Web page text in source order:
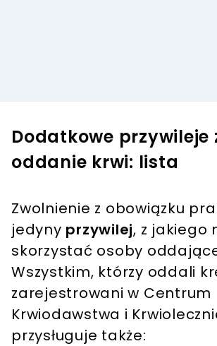
Dodatkowe przywileje
oddanie krwi: lista
Zwolnienie z obowiązku
jedyny przywilej, z jakiego
skorzystać osoby
Wszystkim, którzy oddali
zarejestrowani w Centrum
Krwiodawstwa i
przysługuje także: